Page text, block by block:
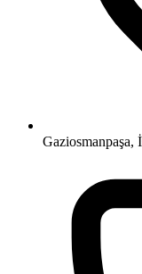
Gaziosmanpaşa,